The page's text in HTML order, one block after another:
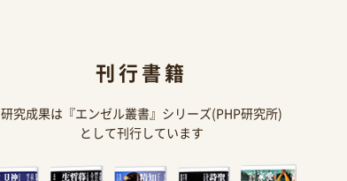
刊行書籍
研究成果は『エンゼル叢書』シリーズ(PHP研究所)
として刊行しています